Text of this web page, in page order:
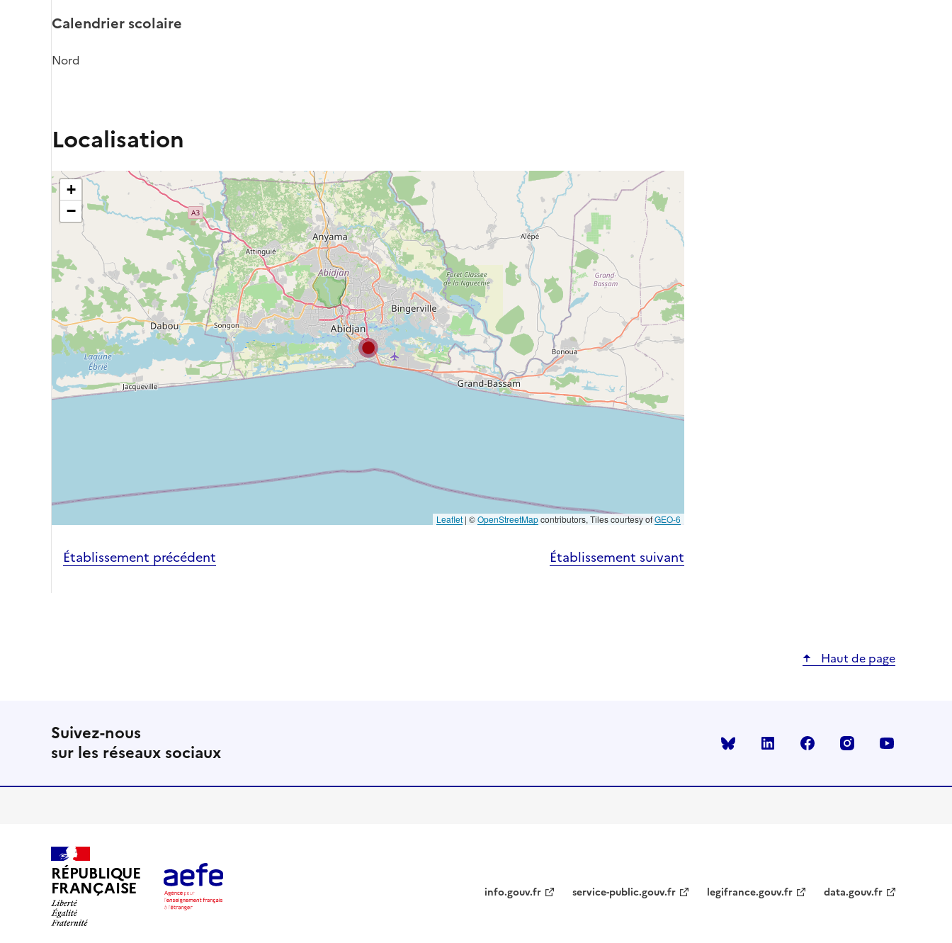
Calendrier scolaire
Nord
Localisation
+
−
Leaflet | ©OpenStreetMapcontributors, Tiles courtesy ofGEO-6
Établissement précédent Établissement suivant
Haut de page
Suivez-nous
sur les réseaux sociaux
Bluesky linkedin facebook instagram
RÉPUBLIQUE
FRANÇAISE info.gouv.fr service-public.gouv.fr legifrance.gouv.fr data.gouv.fr